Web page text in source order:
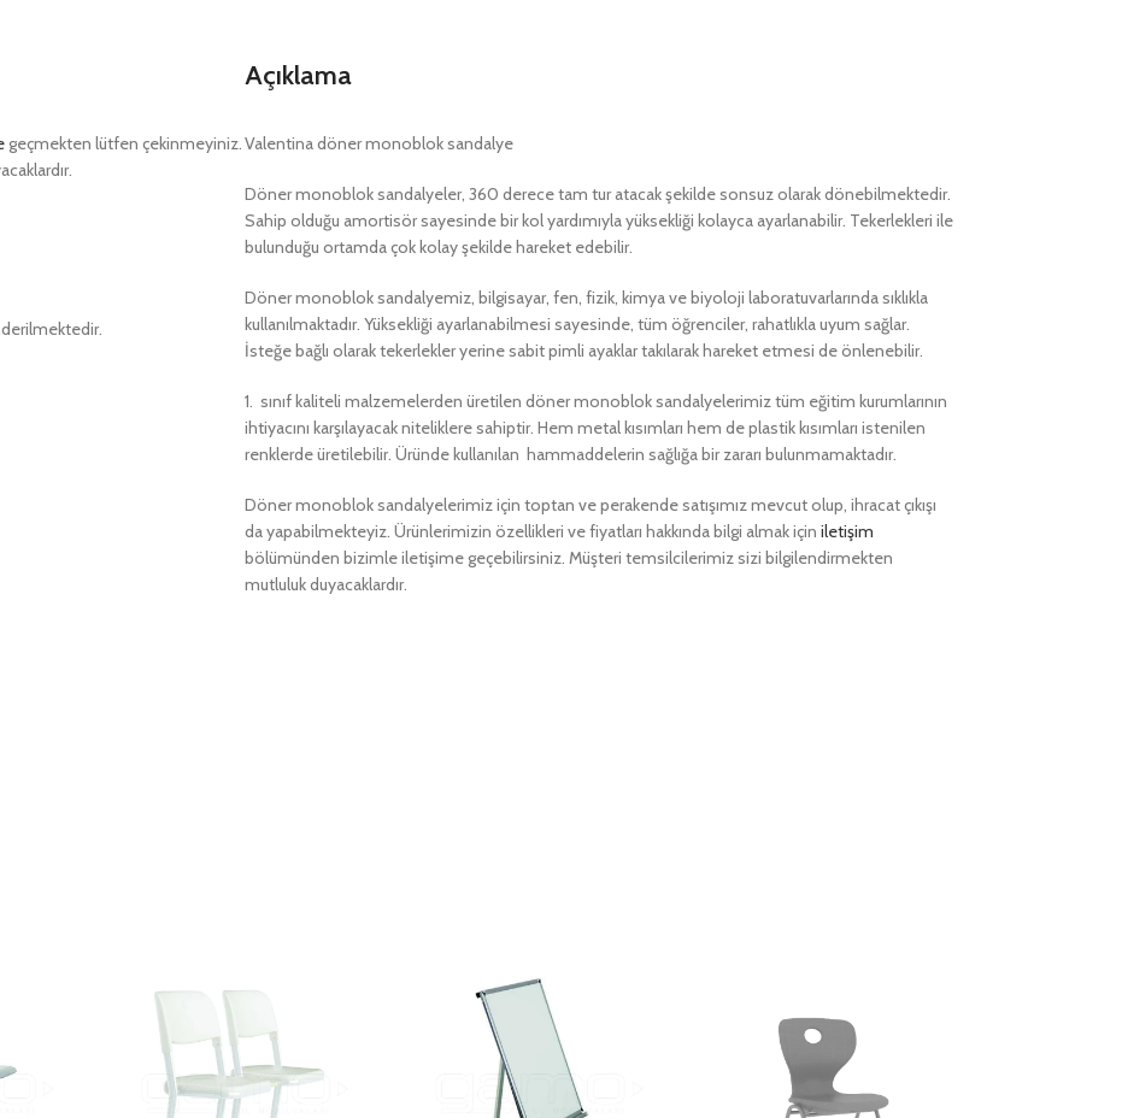
geçmekten lütfen çekinmeyiniz.
Açıklama
Valentina döner monoblok sandalye
Döner monoblok sandalyeler, 360 derece tam tur atacak şekilde sonsuz olarak dönebilmektedir.
Sahip olduğu amortisör sayesinde bir kol yardımıyla yüksekliği kolayca ayarlanabilir. Tekerlekleri ile
bulunduğu ortamda çok kolay şekilde hareket edebilir.
Döner monoblok sandalyemiz, bilgisayar, fen, fizik, kimya ve biyoloji laboratuvarlarında sıklıkla
kullanılmaktadır. Yüksekliği ayarlanabilmesi sayesinde, tüm öğrenciler, rahatlıkla uyum sağlar.
İsteğe bağlı olarak tekerlekler yerine sabit pimli ayaklar takılarak hareket etmesi de önlenebilir.
1. sınıf kaliteli malzemelerden üretilen döner monoblok sandalyelerimiz tüm eğitim kurumlarının
ihtiyacını karşılayacak niteliklere sahiptir. Hem metal kısımları hem de plastik kısımları istenilen
renklerde üretilebilir. Üründe kullanılan hammaddelerin sağlığa bir zararı bulunmamaktadır.
Döner monoblok sandalyelerimiz için toptan ve perakende satışımız mevcut olup, ihracat çıkışı
da yapabilmekteyiz. Ürünlerimizin özellikleri ve fiyatları hakkında bilgi almak için iletişim
bölümünden bizimle iletişime geçebilirsiniz. Müşteri temsilcilerimiz sizi bilgilendirmekten
mutluluk duyacaklardır.